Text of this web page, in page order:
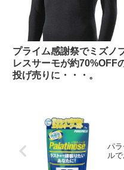
プライム感謝祭でミズノ
レスサーモが約70%OFF
投げ売りに・・・。
パ
ル